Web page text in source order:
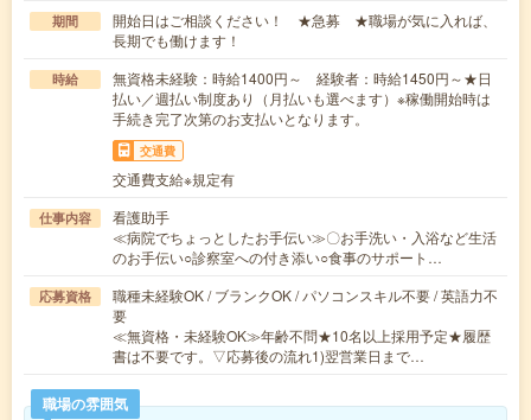
期間
開始日はご相談ください！ ★急募 ★職場が気に入れば、
長期でも働けます！
時給
無資格未経験：時給1400円～ 経験者：時給1450円～★日
払い／週払い制度あり（月払いも選べます）※稼働開始時は
手続き完了次第のお支払いとなります。
交通費
交通費支給※規定有
仕事内容
看護助手
≪病院でちょっとしたお手伝い≫〇お手洗い・入浴など生活
のお手伝い○診察室への付き添い○食事のサポート…
応募資格
職種未経験OK / ブランクOK / パソコンスキル不要 / 英語力不
要
≪無資格・未経験OK≫年齢不問★10名以上採用予定★履歴
書は不要です。▽応募後の流れ1)翌営業日まで…
職場の雰囲気